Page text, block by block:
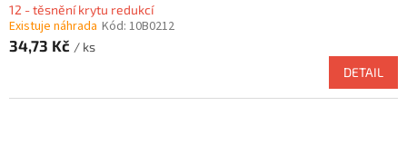
12 - těsnění krytu redukcí
Existuje náhrada Kód: 10B0212
34,73 Kč / ks
DETAIL